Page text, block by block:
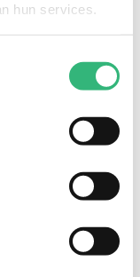
hun services.